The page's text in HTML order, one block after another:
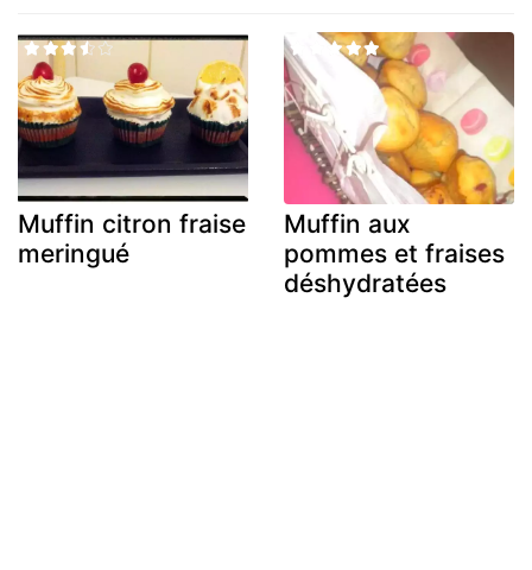
Muffin citron fraise
meringué
Muffin aux
pommes et fraises
déshydratées